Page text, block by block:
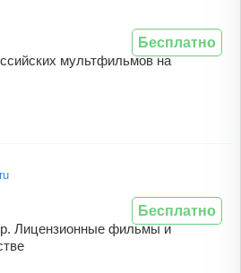
мультфильмов на
Бесплатно
Лицензионные фильмы и
Бесплатно